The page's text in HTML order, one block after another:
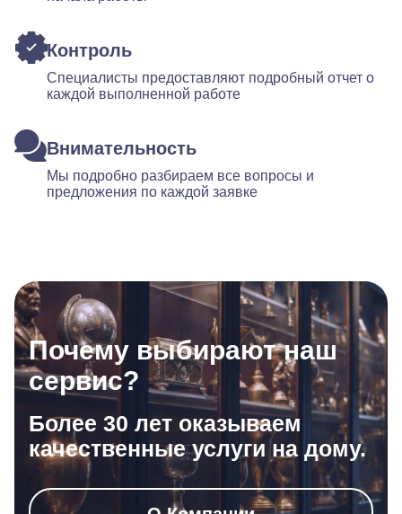
Контроль
Специалисты предоставляют подробный отчет о
каждой выполненной работе
Внимательность
Мы подробно разбираем все вопросы и
предложения по каждой заявке
Почему выбирают наш
сервис?
Более 30 лет оказываем
качественные услуги на дому.